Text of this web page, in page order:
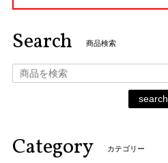
Search 商品検索
search
Category カテゴリー